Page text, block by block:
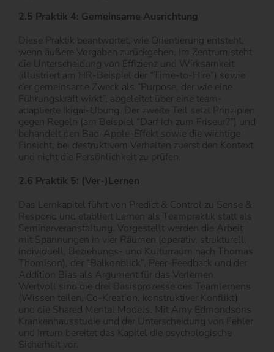
2.5 Praktik 4: Gemeinsame Ausrichtung
Diese Praktik beantwortet, wie Orientierung entsteht,
wenn äußere Vorgaben zurückgehen. Im Zentrum steht
die Unterscheidung von Effizienz und Wirksamkeit
(illustriert am HR-Beispiel der “Time-to-Hire”) sowie
der gemeinsame Zweck als “Purpose, der wie eine
Führungskraft wirkt”, abgeleitet über eine team-
adaptierte Ikigai-Übung. Der zweite Teil setzt Prinzipien
gegen Regeln (am Beispiel “Darf ich zum Friseur?”) und
behandelt den Bad-Apple-Effekt sowie die wichtige
Einsicht, bei destruktivem Verhalten zuerst den Kontext
und nicht die Persönlichkeit zu prüfen.
2.6 Praktik 5: (Ver-)Lernen
Das Lernkapitel führt von Predict & Control zu Sense &
Respond und etabliert Lernen als Teampraktik statt als
Seminarveranstaltung. Vorgestellt werden die Arbeit
mit Spannungen in vier Räumen (operativ, strukturell,
individuell, Beziehungs- und Kulturraum nach Thomas
Thomison), der “Balkonblick”, Peer-Feedback und der
Addition Bias als Argument für das Verlernen.
Wertvoll sind die drei Basisprozesse des Teamlernens
(Wissen teilen, Co-Kreation, konstruktiver Konflikt)
und die Shared Mental Models. Mit Amy Edmondsons
Krankenhausstudie und der Unterscheidung von Fehler
und Irrtum bereitet das Kapitel die psychologische
Sicherheit vor.